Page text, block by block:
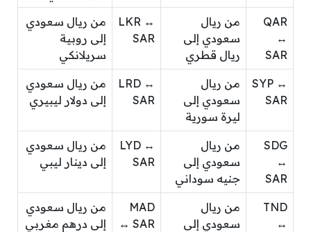
QAR
↔
SAR
من ريال
سعودي إلى
ريال قطري
LKR ↔
SAR
من ريال سعودي
إلى روبية
سريلانكي
SYP ↔
SAR
من ريال
سعودي إلى
ليرة سورية
LRD ↔
SAR
من ريال سعودي
إلى دولار ليبيري
SDG
↔
SAR
من ريال
سعودي إلى
جنيه سوداني
LYD ↔
SAR
من ريال سعودي
إلى دينار ليبي
TND
↔
من ريال
سعودي إلى
MAD
↔ SAR
من ريال سعودي
إلى درهم مغربي